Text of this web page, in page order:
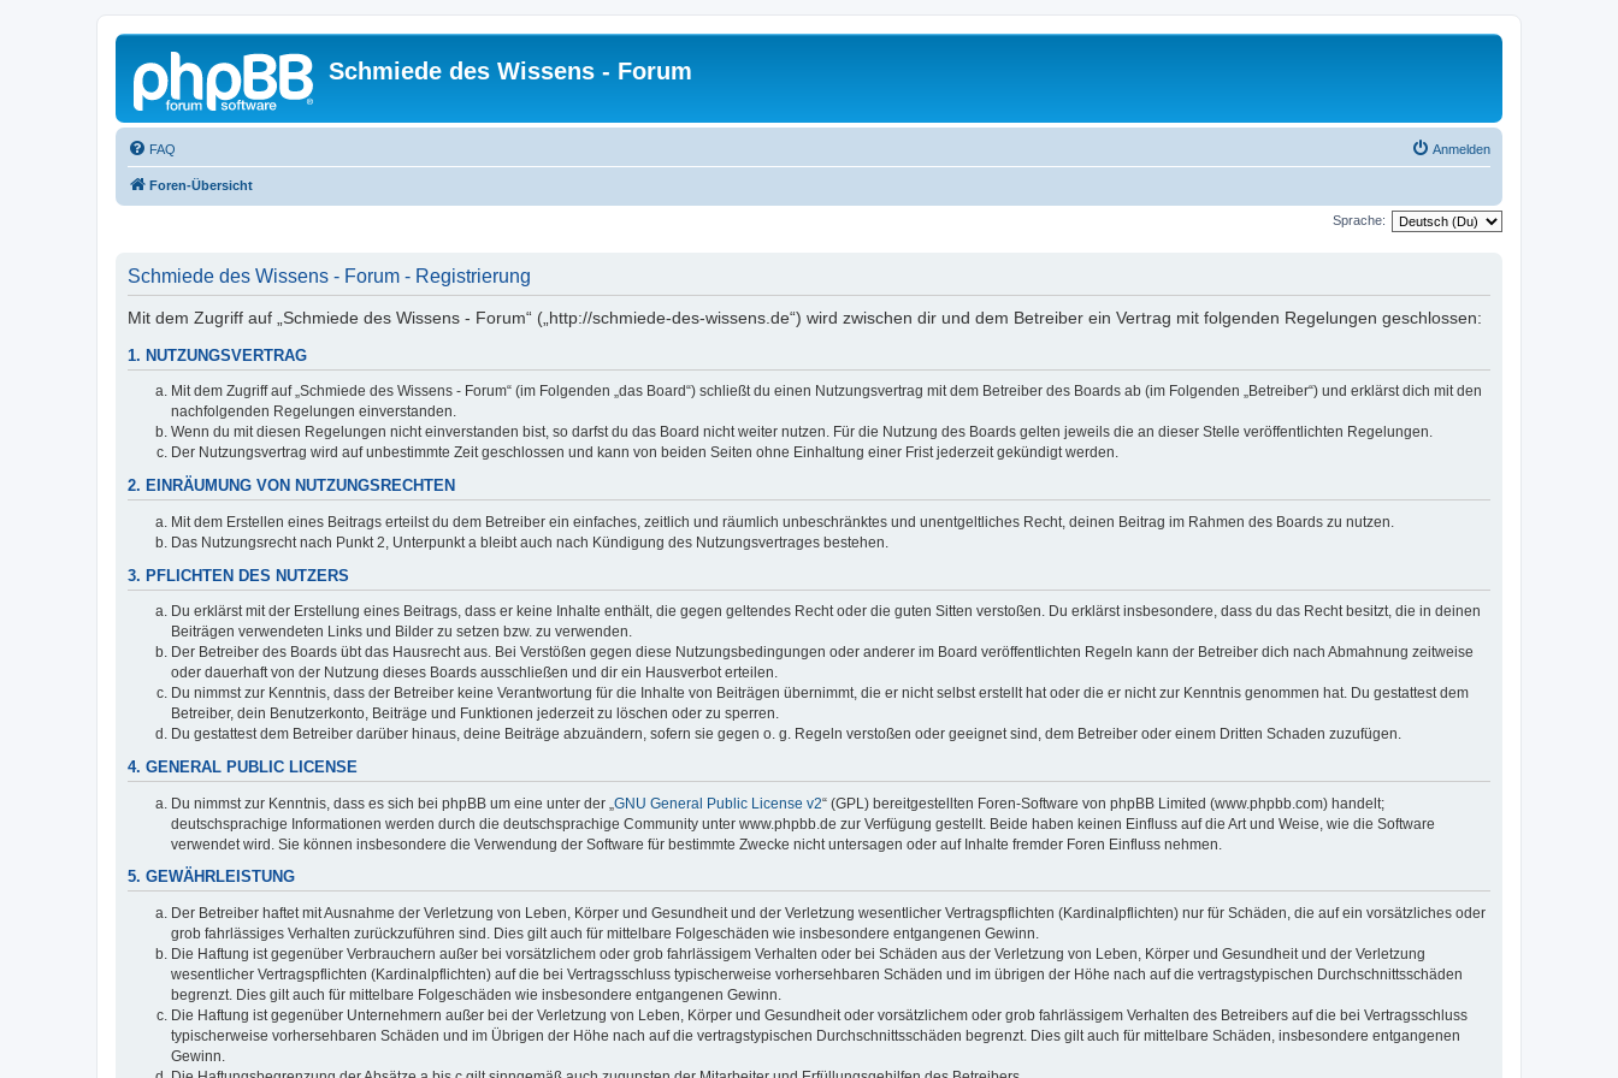
Schmiede des Wissens - Forum
FAQ Anmelden
Foren-Übersicht
Sprache:
Schmiede des Wissens - Forum - Registrierung
Mit dem Zugriff auf „Schmiede des Wissens - Forum“ („http://schmiede-des-wissens.de“) wird zwischen dir und dem Betreiber ein Vertrag mit folgenden Regelungen geschlossen:
1. NUTZUNGSVERTRAG
Mit dem Zugriff auf „Schmiede des Wissens - Forum“ (im Folgenden „das Board“) schließt du einen Nutzungsvertrag mit dem Betreiber des Boards ab (im Folgenden „Betreiber“) und erklärst dich mit den
nachfolgenden Regelungen einverstanden.
Wenn du mit diesen Regelungen nicht einverstanden bist, so darfst du das Board nicht weiter nutzen. Für die Nutzung des Boards gelten jeweils die an dieser Stelle veröffentlichten Regelungen.
Der Nutzungsvertrag wird auf unbestimmte Zeit geschlossen und kann von beiden Seiten ohne Einhaltung einer Frist jederzeit gekündigt werden.
2. EINRÄUMUNG VON NUTZUNGSRECHTEN
Mit dem Erstellen eines Beitrags erteilst du dem Betreiber ein einfaches, zeitlich und räumlich unbeschränktes und unentgeltliches Recht, deinen Beitrag im Rahmen des Boards zu nutzen.
Das Nutzungsrecht nach Punkt 2, Unterpunkt a bleibt auch nach Kündigung des Nutzungsvertrages bestehen.
3. PFLICHTEN DES NUTZERS
Du erklärst mit der Erstellung eines Beitrags, dass er keine Inhalte enthält, die gegen geltendes Recht oder die guten Sitten verstoßen. Du erklärst insbesondere, dass du das Recht besitzt, die in deinen
Beiträgen verwendeten Links und Bilder zu setzen bzw. zu verwenden.
Der Betreiber des Boards übt das Hausrecht aus. Bei Verstößen gegen diese Nutzungsbedingungen oder anderer im Board veröffentlichten Regeln kann der Betreiber dich nach Abmahnung zeitweise
oder dauerhaft von der Nutzung dieses Boards ausschließen und dir ein Hausverbot erteilen.
Du nimmst zur Kenntnis, dass der Betreiber keine Verantwortung für die Inhalte von Beiträgen übernimmt, die er nicht selbst erstellt hat oder die er nicht zur Kenntnis genommen hat. Du gestattest dem
Betreiber, dein Benutzerkonto, Beiträge und Funktionen jederzeit zu löschen oder zu sperren.
Du gestattest dem Betreiber darüber hinaus, deine Beiträge abzuändern, sofern sie gegen o. g. Regeln verstoßen oder geeignet sind, dem Betreiber oder einem Dritten Schaden zuzufügen.
4. GENERAL PUBLIC LICENSE
Du nimmst zur Kenntnis, dass es sich bei phpBB um eine unter der „ GNU General Public License v2“ (GPL) bereitgestellten Foren-Software von phpBB Limited (www.phpbb.com) handelt;
deutschsprachige Informationen werden durch die deutschsprachige Community unter www.phpbb.de zur Verfügung gestellt. Beide haben keinen Einfluss auf die Art und Weise, wie die Software
verwendet wird. Sie können insbesondere die Verwendung der Software für bestimmte Zwecke nicht untersagen oder auf Inhalte fremder Foren Einfluss nehmen.
5. GEWÄHRLEISTUNG
Der Betreiber haftet mit Ausnahme der Verletzung von Leben, Körper und Gesundheit und der Verletzung wesentlicher Vertragspflichten (Kardinalpflichten) nur für Schäden, die auf ein vorsätzliches oder
grob fahrlässiges Verhalten zurückzuführen sind. Dies gilt auch für mittelbare Folgeschäden wie insbesondere entgangenen Gewinn.
Die Haftung ist gegenüber Verbrauchern außer bei vorsätzlichem oder grob fahrlässigem Verhalten oder bei Schäden aus der Verletzung von Leben, Körper und Gesundheit und der Verletzung
wesentlicher Vertragspflichten (Kardinalpflichten) auf die bei Vertragsschluss typischerweise vorhersehbaren Schäden und im übrigen der Höhe nach auf die vertragstypischen Durchschnittsschäden
begrenzt. Dies gilt auch für mittelbare Folgeschäden wie insbesondere entgangenen Gewinn.
Die Haftung ist gegenüber Unternehmern außer bei der Verletzung von Leben, Körper und Gesundheit oder vorsätzlichem oder grob fahrlässigem Verhalten des Betreibers auf die bei Vertragsschluss
typischerweise vorhersehbaren Schäden und im Übrigen der Höhe nach auf die vertragstypischen Durchschnittsschäden begrenzt. Dies gilt auch für mittelbare Schäden, insbesondere entgangenen
Gewinn.